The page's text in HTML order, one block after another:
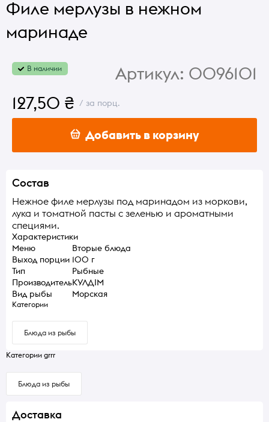
Филе мерлузы в нежном
маринаде
В наличии Артикул: 0096101
127,50 ₴ / за порц.
Добавить в корзину
Состав
Нежное филе мерлузы под маринадом из моркови,
лука и томатной пасты с зеленью и ароматными
специями.
Характеристики
Меню
Вторые блюда
Выход порции 100 г
Тип
Рыбные
ПроизводительКУЛДІМ
Вид рыбы
Морская
Категории
Блюда из рыбы
Категории grrr
Блюда из рыбы
Доставка